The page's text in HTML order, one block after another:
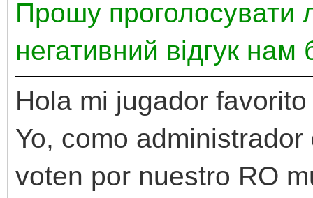
Прошу проголосувати
негативний відгук
Hola mi jugador
Yo, como
voten por nuestro RO